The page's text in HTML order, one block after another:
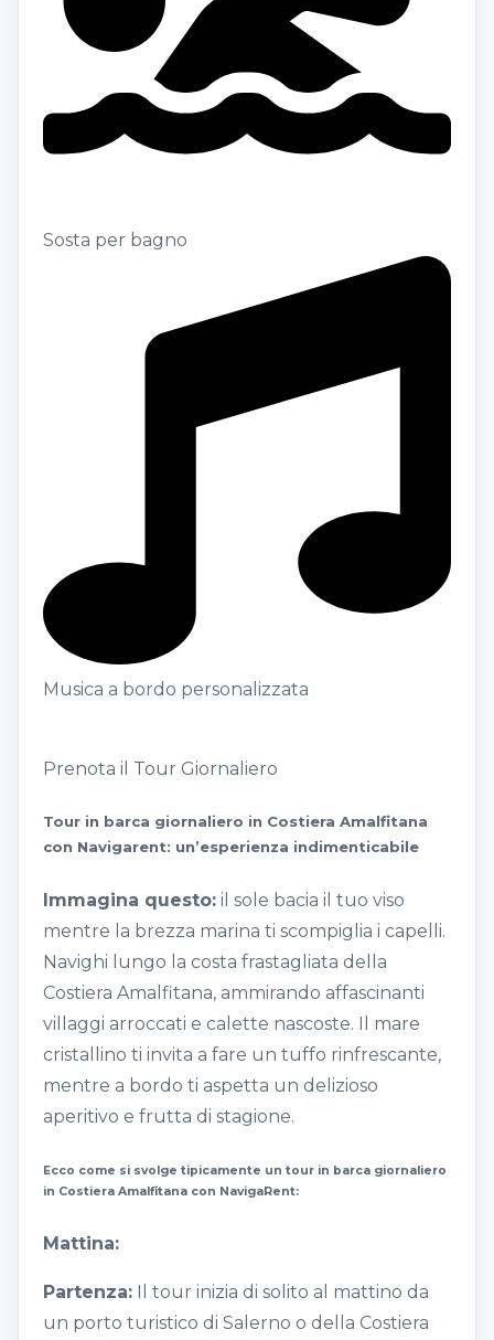
Sosta per bagno
Musica a bordo personalizzata
Prenota il Tour Giornaliero
Tour in barca giornaliero in Costiera Amalfitana
con Navigarent: un’esperienza indimenticabile
Immagina questo: il sole bacia il tuo viso
mentre la brezza marina ti scompiglia i capelli.
Navighi lungo la costa frastagliata della
Costiera Amalfitana, ammirando affascinanti
villaggi arroccati e calette nascoste. Il mare
cristallino ti invita a fare un tuffo rinfrescante,
mentre a bordo ti aspetta un delizioso
aperitivo e frutta di stagione.
Ecco come si svolge tipicamente un tour in barca giornaliero
in Costiera Amalfitana con NavigaRent:
Mattina:
Partenza: Il tour inizia di solito al mattino da
un porto turistico di Salerno o della Costiera